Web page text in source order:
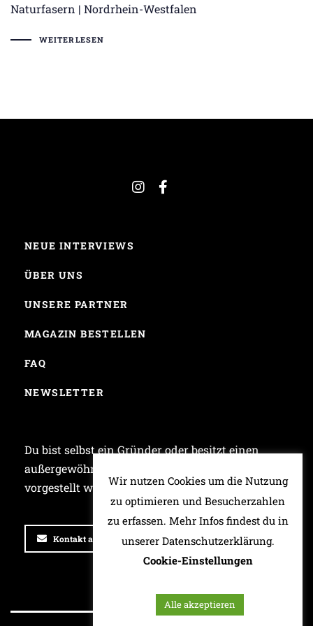
Naturfasern | Nordrhein-Westfalen
WEITERLESEN
NEUE INTERVIEWS
ÜBER UNS
UNSERE PARTNER
MAGAZIN BESTELLEN
FAQ
NEWSLETTER
Du bist selbst ein Gründer oder besitzt einen
außergewöhnlichen Laden und möchtest bei uns
vorgestellt werden? Dann schreib uns!
Kontakt aufnehmen
Wir nutzen Cookies um die Nutzung
zu optimieren und Besucherzahlen
zu erfassen. Mehr Infos findest du in
unserer Datenschutzerklärung.
Cookie-Einstellungen
Alle akzeptieren